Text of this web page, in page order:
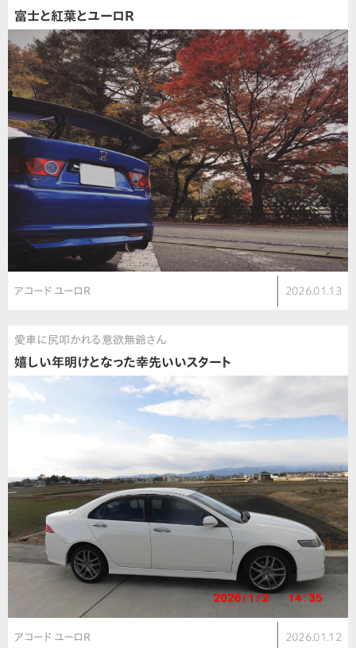
富士と紅葉とユーロR
アコード ユーロR 2026.01.13
愛車に尻叩かれる意欲無爺さん
嬉しい年明けとなった幸先いいスタート
アコード ユーロR 2026.01.12